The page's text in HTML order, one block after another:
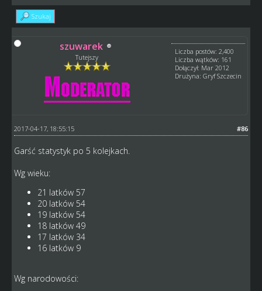
Szukaj
szuwarek
Tutejszy
Liczba postów: 2,400
Liczba wątków: 161
Dołączył: Mar 2012
Drużyna: Gryf Szczecin
#86
2017-04-17, 18:55:15
Garść statystyk po 5 kolejkach.
Wg wieku:
21 latków 57
20 latków 54
19 latków 54
18 latków 49
17 latków 34
16 latków 9
Wg narodowości: